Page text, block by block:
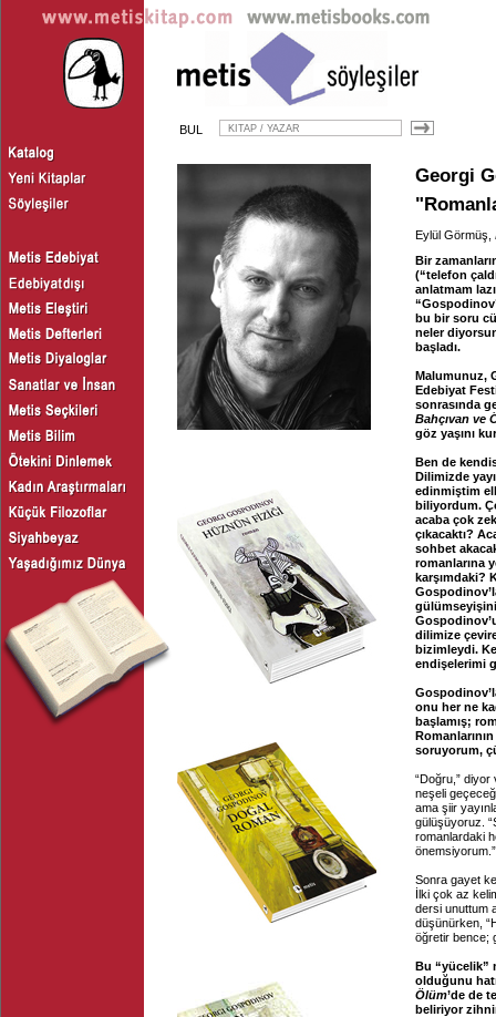
BUL
Georgi
Eylül Görmüş,
Bir
(“telefon
anlatmam
bu bir soru
neler
başladı.
Malumunuz,
Edebiyat
sonrasında
Bahçıvan ve
göz yaşını
Ben de
Dilimizde
edinmiştim
biliyordum.
acaba çok
çıkacaktı?
sohbet
romanlarına
karşımdaki?
gülümseyişini
dilimize
bizimleydi.
endişelerimi
onu her ne
başlamış;
soruyorum,
“Doğru,” diyor
neşeli
ama şiir
gülüşüyoruz.
romanlardaki
önemsiyorum.”
Sonra gayet
İlki çok az
dersi unuttum
düşünürken,
öğretir bence;
Bu “yücelik”
olduğunu
Ölüm’de de
beliriyor